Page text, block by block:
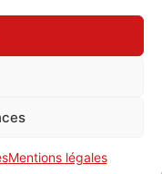
Mentions légales